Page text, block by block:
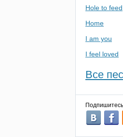
Hole to feed
Home
I am you
I feel loved
Все